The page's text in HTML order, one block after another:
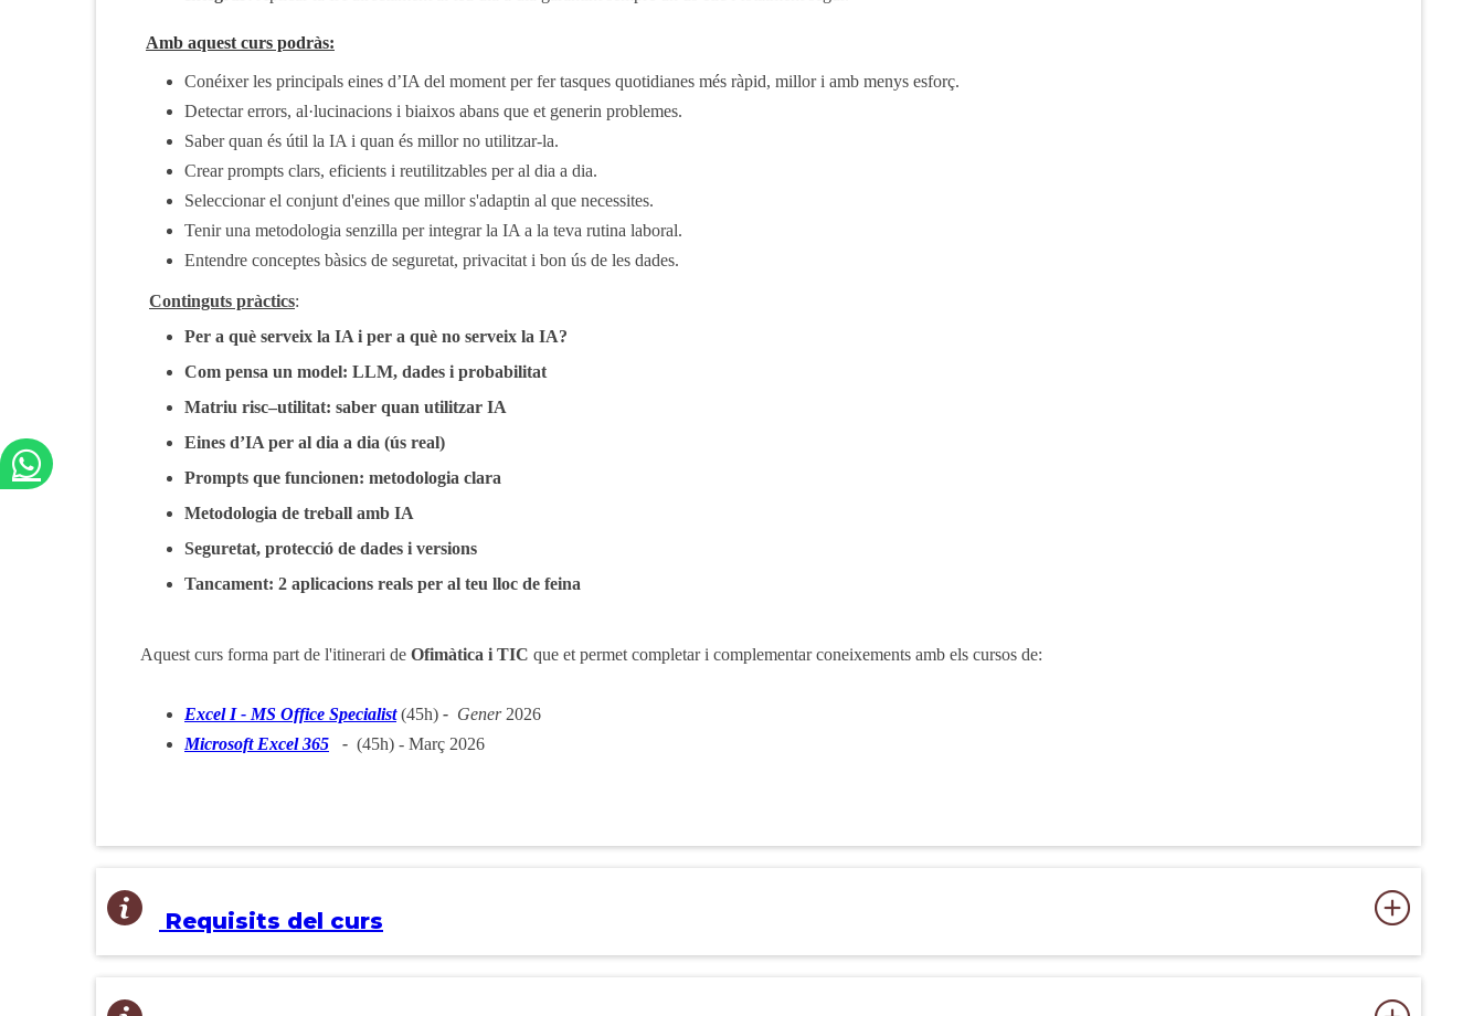
Amb aquest curs podràs:
Conéixer les principals eines d’IA del moment per fer tasques quotidianes més ràpid, millor i amb menys esforç.
Detectar errors, al·lucinacions i biaixos abans que et generin problemes.
Saber quan és útil la IA i quan és millor no utilitzar-la.
Crear prompts clars, eficients i reutilitzables per al dia a dia.
Seleccionar el conjunt d'eines que millor s'adaptin al que necessites.
Tenir una metodologia senzilla per integrar la IA a la teva rutina laboral.
Entendre conceptes bàsics de seguretat, privacitat i bon ús de les dades.
Continguts pràctics:
Per a què serveix la IA i per a què no serveix la IA?
Com pensa un model: LLM, dades i probabilitat
Matriu risc–utilitat: saber quan utilitzar IA
Eines d’IA per al dia a dia (ús real)
Prompts que funcionen: metodologia clara
Metodologia de treball amb IA
Seguretat, protecció de dades i versions
Tancament: 2 aplicacions reals per al teu lloc de feina
Aquest curs forma part de l'itinerari de Ofimàtica i TIC que et permet completar i complementar coneixements amb els cursos de:
Excel I - MS Office Specialist (45h) - Gener 2026
Microsoft Excel 365 - (45h) - Març 2026
Requisits del curs